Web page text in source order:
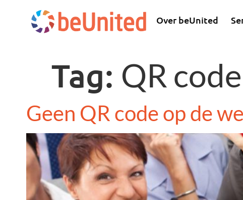
Over beUnited
Tag: QR
Geen QR code op de